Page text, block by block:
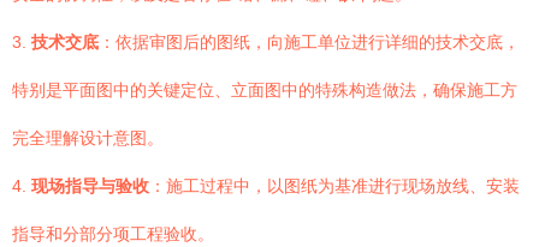
3. 技术交底 ：依据审图后的图纸，向施工单位进行详细的技术交底，
特别是平面图中的关键定位、立面图中的特殊构造做法，确保施工方
完全理解设计意图。
4. 现场指导与验收 ：施工过程中，以图纸为基准进行现场放线、安装
指导和分部分项工程验收。